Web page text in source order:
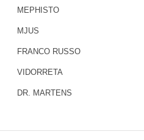
MEPHISTO
MJUS
FRANCO RUSSO
VIDORRETA
DR. MARTENS